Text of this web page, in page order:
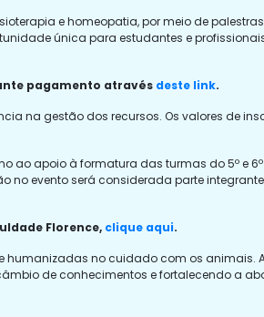
e homeopatia, por meio de
única para estudantes e
pagamento através deste link.
na gestão dos recursos. Os valores de
ao apoio à formatura das turmas do 5º e
no evento será considerada parte
Florence, clique aqui.
humanizadas no cuidado com os animais.
de conhecimentos e fortalecendo a